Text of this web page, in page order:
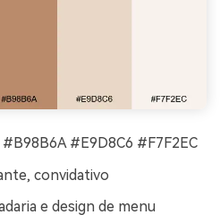
#E9D8C6 #F7F2EC
convidativo
e design de menu